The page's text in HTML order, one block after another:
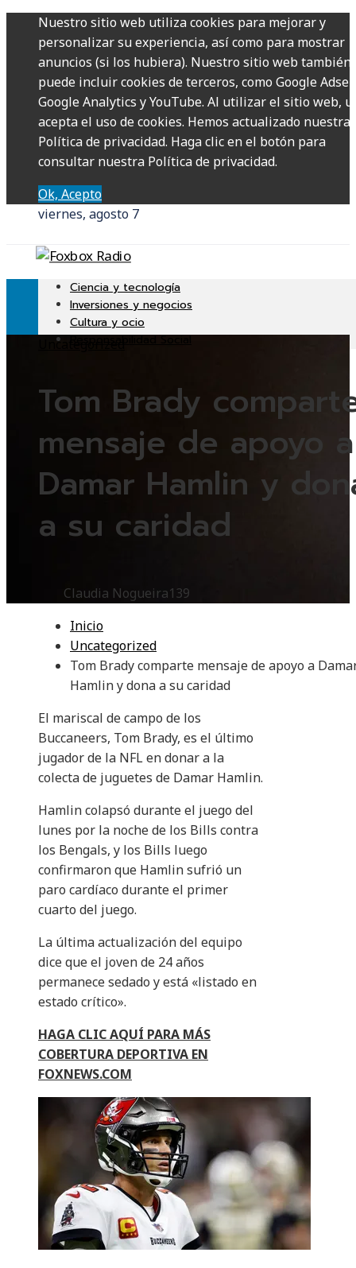
Nuestro sitio web utiliza cookies para mejorar y
personalizar su experiencia, así como para mostrar
anuncios (si los hubiera). Nuestro sitio web también
puede incluir cookies de terceros, como Google
Google Analytics y YouTube. Al utilizar el sitio web,
acepta el uso de cookies. Hemos actualizado nuestra
Política de privacidad. Haga clic en el botón para
consultar nuestra Política de privacidad.
Ok, Acepto
viernes, agosto 7
Ciencia y tecnología
Inversiones y negocios
Cultura y ocio
Responsabilidad Social
Uncategorized
Tom Brady
mensaje de apoyo a
Damar Hamlin y
a su caridad
Claudia Nogueira139
Inicio
Uncategorized
Tom Brady comparte mensaje de apoyo a
Hamlin y dona a su caridad
El mariscal de campo de los
Buccaneers, Tom Brady, es el último
jugador de la NFL en donar a la
colecta de juguetes de Damar Hamlin.
Hamlin colapsó durante el juego del
lunes por la noche de los Bills contra
los Bengals, y los Bills luego
confirmaron que Hamlin sufrió un
paro cardíaco durante el primer
cuarto del juego.
La última actualización del equipo
dice que el joven de 24 años
permanece sedado y está «listado en
estado crítico».
HAGA CLIC AQUÍ PARA MÁS
COBERTURA DEPORTIVA EN
FOXNEWS.COM